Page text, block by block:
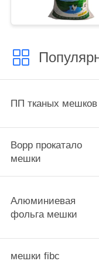
ПП тканых мешков
Bopp прокатало
мешки
Алюминиевая
фольга мешки
мешки fibc